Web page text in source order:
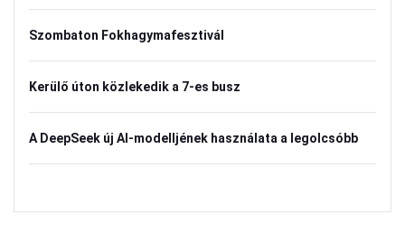
Szombaton Fokhagymafesztivál
Kerülő úton közlekedik a 7-es busz
A DeepSeek új AI-modelljének használata a legolcsóbb